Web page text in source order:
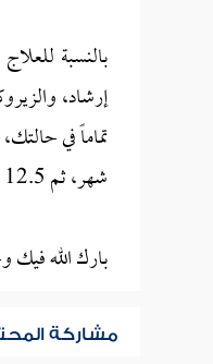
بالنسبة
إرشاد،
شهر، ثم 12.5 مليجراما مرة واحدة كل ثلاثة أيام لمدة شهر آخر، ثم توقف عن تناول الدواء.
بارك الله فيك
مشاركة